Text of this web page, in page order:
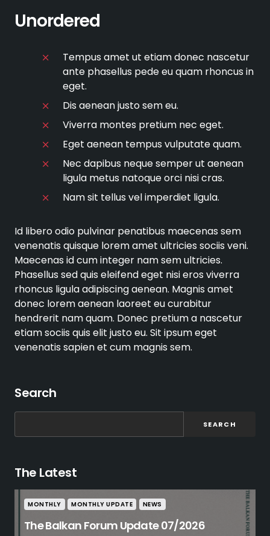
Unordered
Tempus amet ut etiam donec nascetur
ante phasellus pede eu quam rhoncus in
eget.
Dis aenean justo sem eu.
Viverra montes pretium nec eget.
Eget aenean tempus vulputate quam.
Nec dapibus neque semper ut aenean
ligula metus natoque orci nisi cras.
Nam sit tellus vel imperdiet ligula.
Id libero odio pulvinar penatibus maecenas sem
venenatis quisque lorem amet ultricies sociis veni.
Maecenas id cum integer nam sem ultricies.
Phasellus sed quis eleifend eget nisi eros viverra
rhoncus ligula adipiscing aenean. Magnis amet
donec lorem aenean laoreet eu curabitur
hendrerit nam quam. Donec pretium a nascetur
etiam sociis quis elit justo eu. Sit ipsum eget
venenatis sapien et cum magnis sem.
Search
SEARCH
The Latest
MONTHLY MONTHLY UPDATE NEWS
The Balkan Forum Update 07/2026